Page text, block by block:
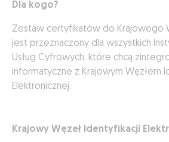
Dla kogo?
Zestaw certyfikatów do Krajowego
jest przeznaczony dla wszystkich
Usług Cyfrowych, które chcą
informatyczne z Krajowym Węzłem
Elektronicznej.
Krajowy Węzeł Identyfikacji